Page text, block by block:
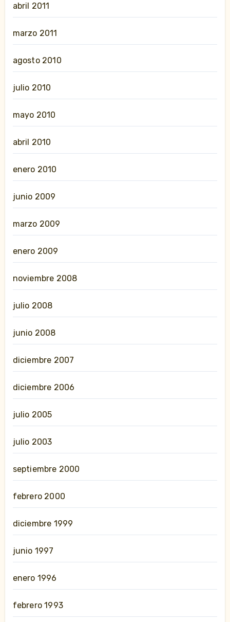
abril 2011
marzo 2011
agosto 2010
julio 2010
mayo 2010
abril 2010
enero 2010
junio 2009
marzo 2009
enero 2009
noviembre 2008
julio 2008
junio 2008
diciembre 2007
diciembre 2006
julio 2005
julio 2003
septiembre 2000
febrero 2000
diciembre 1999
junio 1997
enero 1996
febrero 1993